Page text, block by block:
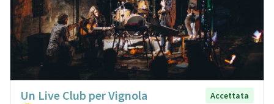
Un Live Club per Vignola
Accettata